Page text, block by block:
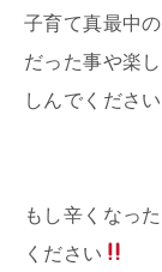
子育て真最中
だった事や楽
しんでください
もし辛くなっ
ください